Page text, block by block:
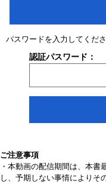
パスワードを入力してくださ
認証パスワード：
ご注意事項
・本動画の配信期間は、本
し、予期しない事情によりそ